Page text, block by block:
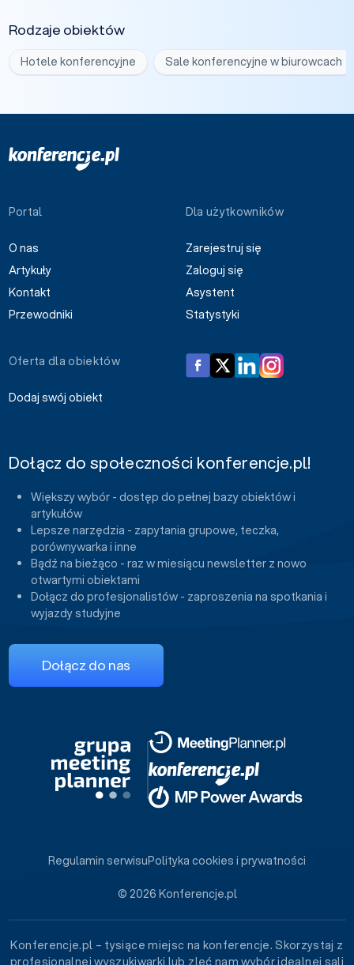
Rodzaje obiektów
Hotele konferencyjne Sale konferencyjne w biurowcach
Portal
O nas
Artykuły
Kontakt
Przewodniki
Dla użytkowników
Zarejestruj się
Zaloguj się
Asystent
Statystyki
Oferta dla obiektów
Dodaj swój obiekt
Dołącz do społeczności konferencje.pl!
Większy wybór - dostęp do pełnej bazy obiektów i
artykułów
Lepsze narzędzia - zapytania grupowe, teczka,
porównywarka i inne
Bądź na bieżąco - raz w miesiącu newsletter z nowo
otwartymi obiektami
Dołącz do profesjonalistów - zaproszenia na spotkania i
wyjazdy studyjne
Dołącz do nas
© 2026 Konferencje.pl
Regulamin serwisuPolityka cookies i prywatności
Konferencje.pl – tysiące miejsc na konferencje. Skorzystaj z
profesjonalnej wyszukiwarki lub zleć nam wybór idealnej sali